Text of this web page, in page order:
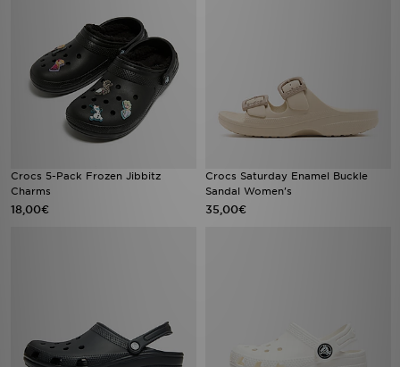
Crocs 5-Pack Frozen Jibbitz
Charms
18,00€
Crocs Saturday Enamel Buckle
Sandal Women's
35,00€